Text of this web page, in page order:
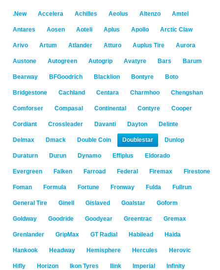
.New Accelera Achilles Aeolus Altenzo Amtel
Antares Aosen Aoteli Aplus Apollo Arctic Claw
Arivo Artum Atlander Atturo Auplus Tire Aurora
Austone Autogreen Autogrip Avatyre Bars Barum
Bearway BFGoodrich Blacklion Bontyre Boto
Bridgestone Cachland Centara Charmhoo Chengshan
Comforser Compasal Continental Contyre Cooper
Cordiant Crossleader Davanti Dayton Delinte
Delmax Dmack Double Coin Doublestar Dunlop
Duraturn Durun Dynamo Effiplus Eldorado
Evergreen Falken Farroad Federal Firemax Firestone
Foman Formula Fortune Fronway Fulda Fullrun
General Tire Ginell Gislaved Goalstar Goform
Goldway Goodride Goodyear Greentrac Gremax
Grenlander GripMax GT Radial Habilead Haida
Hankook Headway Hemisphere Hercules Herovic
Hifly Horizon Ikon Tyres Ilink Imperial Infinity